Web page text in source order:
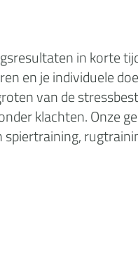
in korte
en je individuele
van de
klachten. Onze